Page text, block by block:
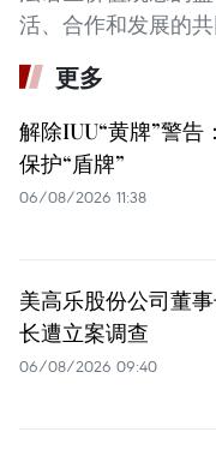
活、合作和发展的共
更多
解除IUU“黄牌”警告
保护“盾牌”
06/08/2026 11:38
美高乐股份公司董
长遭立案调查
06/08/2026 09:40